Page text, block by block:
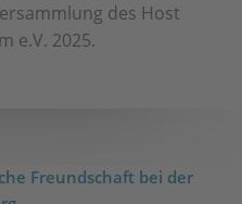
des Host
e.V. 2025.